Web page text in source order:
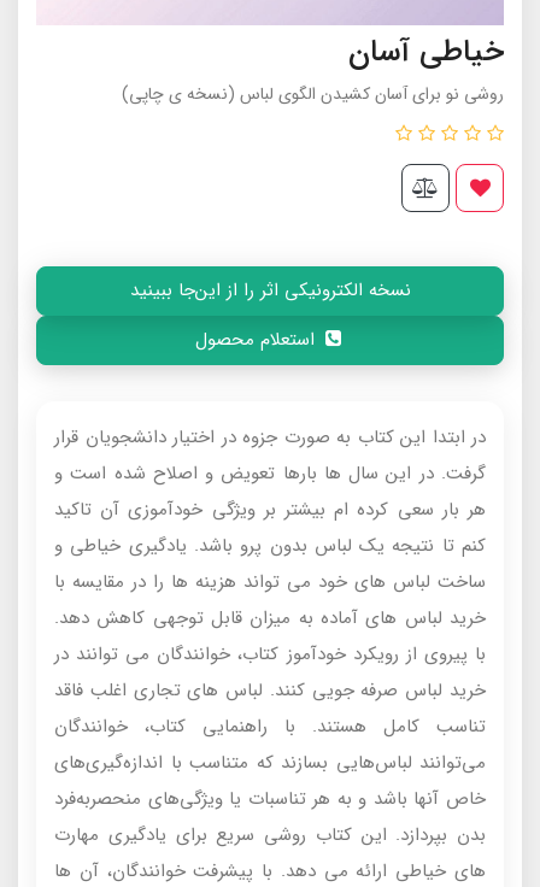
خیاطی آسان
روشی نو برای آسان کشیدن الگوی لباس (نسخه ی چاپی)
نسخه الکترونیکی اثر را از این‌جا ببینید
در ابتدا این کتاب به صورت جزوه در اختیار دانشجویان قرار
گرفت. در این سال ها بارها تعویض و اصلاح شده است و
هر بار سعی کرده ام بیشتر بر ویژگی خودآموزی آن تاکید
کنم تا نتیجه یک لباس بدون پرو باشد. یادگیری خیاطی و
ساخت لباس های خود می تواند هزینه ها را در مقایسه با
خرید لباس های آماده به میزان قابل توجهی کاهش دهد.
با پیروی از رویکرد خودآموز کتاب، خوانندگان می توانند در
خرید لباس صرفه جویی کنند. لباس های تجاری اغلب فاقد
تناسب کامل هستند. با راهنمایی کتاب، خوانندگان
می‌توانند لباس‌هایی بسازند که متناسب با اندازه‌گیری‌های
خاص آنها باشد و به هر تناسبات یا ویژگی‌های منحصربه‌فرد
بدن بپردازد. این کتاب روشی سریع برای یادگیری مهارت
های خیاطی ارائه می دهد. با پیشرفت خوانندگان، آن ها